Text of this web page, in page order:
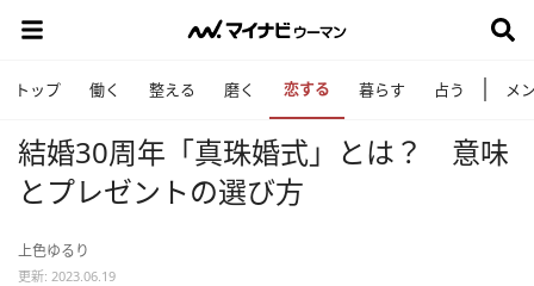
トップ 働く 整える 磨く 恋する 暮らす 占う メ
結婚30周年「真珠婚式」とは？ 意味
とプレゼントの選び方
上色ゆるり
更新: 2023.06.19